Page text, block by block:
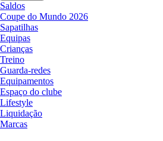
Saldos
Coupe do Mundo 2026
Sapatilhas
Equipas
Crianças
Treino
Guarda-redes
Equipamentos
Espaço do clube
Lifestyle
Liquidação
Marcas